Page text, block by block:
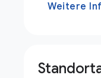
Weitere